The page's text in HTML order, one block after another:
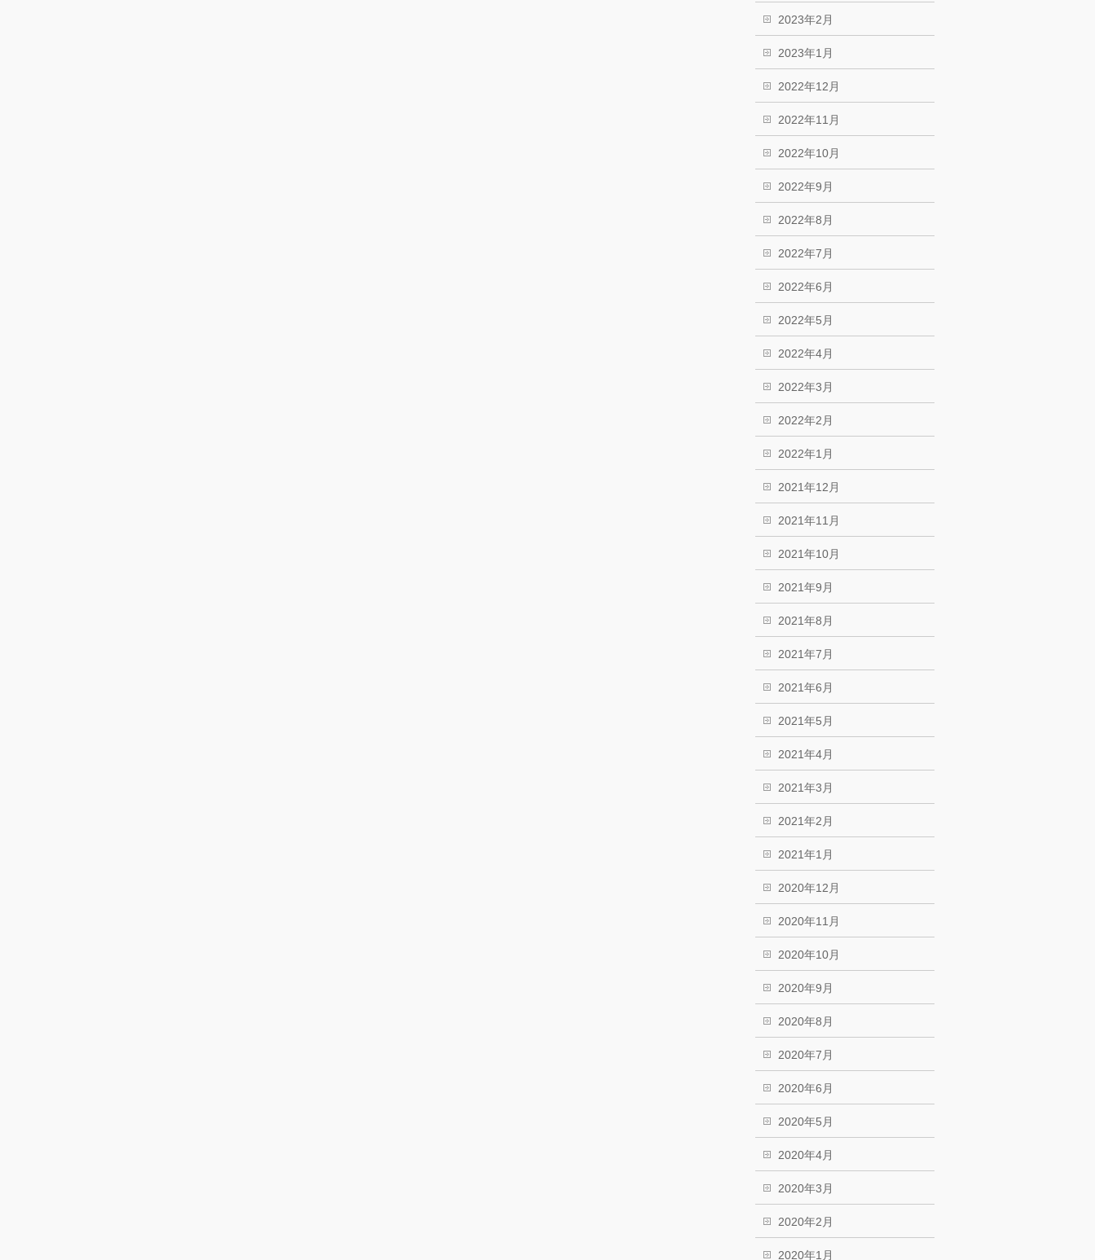
2023年2月
2023年1月
2022年12月
2022年11月
2022年10月
2022年9月
2022年8月
2022年7月
2022年6月
2022年5月
2022年4月
2022年3月
2022年2月
2022年1月
2021年12月
2021年11月
2021年10月
2021年9月
2021年8月
2021年7月
2021年6月
2021年5月
2021年4月
2021年3月
2021年2月
2021年1月
2020年12月
2020年11月
2020年10月
2020年9月
2020年8月
2020年7月
2020年6月
2020年5月
2020年4月
2020年3月
2020年2月
2020年1月